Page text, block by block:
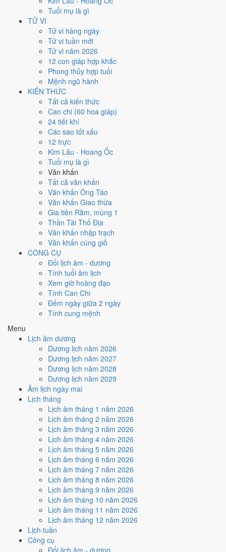
Tuổi mụ là gì
TỬ VI
Tử vi hàng ngày
Tử vi tuần mới
Tử vi năm 2026
12 con giáp hợp khắc
Phong thủy hợp tuổi
Mệnh ngũ hành
KIẾN THỨC
Tất cả kiến thức
Can chi (60 hoa giáp)
24 tiết khí
Các sao tốt xấu
12 trực
Kim Lâu - Hoang Ốc
Tuổi mụ là gì
Văn khấn
Tất cả văn khấn
Văn khấn Ông Táo
Văn khấn Giao thừa
Gia tiên Rằm, mùng 1
Thần Tài Thổ Địa
Văn khấn nhập trạch
Văn khấn cúng giỗ
CÔNG CỤ
Đổi lịch âm - dương
Tính tuổi âm lịch
Xem giờ hoàng đạo
Tính Can Chi
Đếm ngày giữa 2 ngày
Tính cung mệnh
Menu
Lịch âm dương
Dương lịch năm 2026
Dương lịch năm 2027
Dương lịch năm 2028
Dương lịch năm 2029
Âm lịch ngày mai
Lịch tháng
Lịch âm tháng 1 năm 2026
Lịch âm tháng 2 năm 2026
Lịch âm tháng 3 năm 2026
Lịch âm tháng 4 năm 2026
Lịch âm tháng 5 năm 2026
Lịch âm tháng 6 năm 2026
Lịch âm tháng 7 năm 2026
Lịch âm tháng 8 năm 2026
Lịch âm tháng 9 năm 2026
Lịch âm tháng 10 năm 2026
Lịch âm tháng 11 năm 2026
Lịch âm tháng 12 năm 2026
Lịch tuần
Công cụ
Đổi lịch âm - dương
Bính Ngọ
Ngày Tân Tỵ có TrựcTrừ(ngày trừ bỏ điều cũ, đón điều mới) và gặp
Minh Đường hoàng đạo
Ngày Bình Hòa , phù hợp với công việc thường ngày.
Dậu, Sửu, Thân hợp ngày; tuổi
Ngày 7/5/2026 tốt hay xấu cho
việc gì?
Ngày 7/5/2026 đạt 5.7/10trung bình cho 7 việc chính: cao nhất là
Cúng tế - lễ chùa (9/10)
. Trực Trừ (ngày trừ bỏ điều cũ, đón điều mới) và gặp Sao Minh
Đường hoàng đạo nên điểm từng việc chênh nhau như bảng dưới.
Cưới hỏi - đính hôn
Tốt
Cưới hỏi - đính hôn hôm nay ở
Hoàng Đạo.
Cách tính ngày tốt
Khai trương - mở cửa hàng
Trung bình
Khai trương - mở cửa hàng hôm nay ở
nhờ hợpNgày Hoàng Đạo, nhưng Trực Trừ kéo giảm điểm.
Cách tính ngày tốt
Ký hợp đồng - giao ước
Tốt
Ký hợp đồng - giao ước hôm nay ở
Ngày Hoàng Đạo.
Cách tính ngày tốt
🏗️
Động thổ - khởi công
Tốt
Động thổ - khởi công hôm nay ở
Hoàng Đạo.
Cách tính ngày tốt
🏡 Nhập trạch - vào nhà mới
Tốt
Nhập trạch - vào nhà mới hôm nay ở
Ngày Hoàng Đạo.
Cách tính ngày tốt
Mua xe - tậu xe
Tốt
Mua xe - tậu xe hôm nay ởmức tốt (6/10)
Hoàng Đạo.
Cách tính ngày tốt
Xuất hành - đi xa
Tốt
Xuất hành - đi xa hôm nay ở
Hoàng Đạo